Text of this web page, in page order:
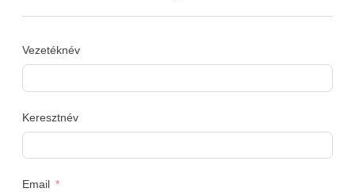
Vezetéknév
Keresztnév
Email